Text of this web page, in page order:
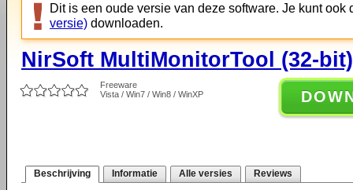
Dit is een oude versie van deze software. Je kunt ook
versie) downloaden.
NirSoft MultiMonitorTool (32-
Freeware
Vista / Win7 / Win8 / WinXP
Beschrijving Informatie Alle versies Reviews